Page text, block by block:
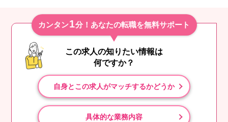
カンタン1分！あなたの転職を無料サポート
この求人の知りたい情報は
何ですか？
自身とこの求人がマッチするかどうか
具体的な業務内容